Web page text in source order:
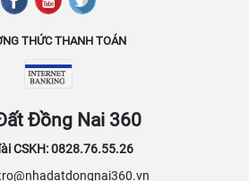
THỨC THANH TOÁN
Đồng Nai 360
CSKH: 0828.76.55.26